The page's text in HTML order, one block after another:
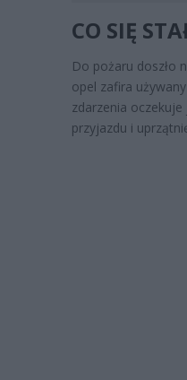
CO SIĘ
Do pożaru doszło
opel zafira
zdarzenia
przyjazdu i